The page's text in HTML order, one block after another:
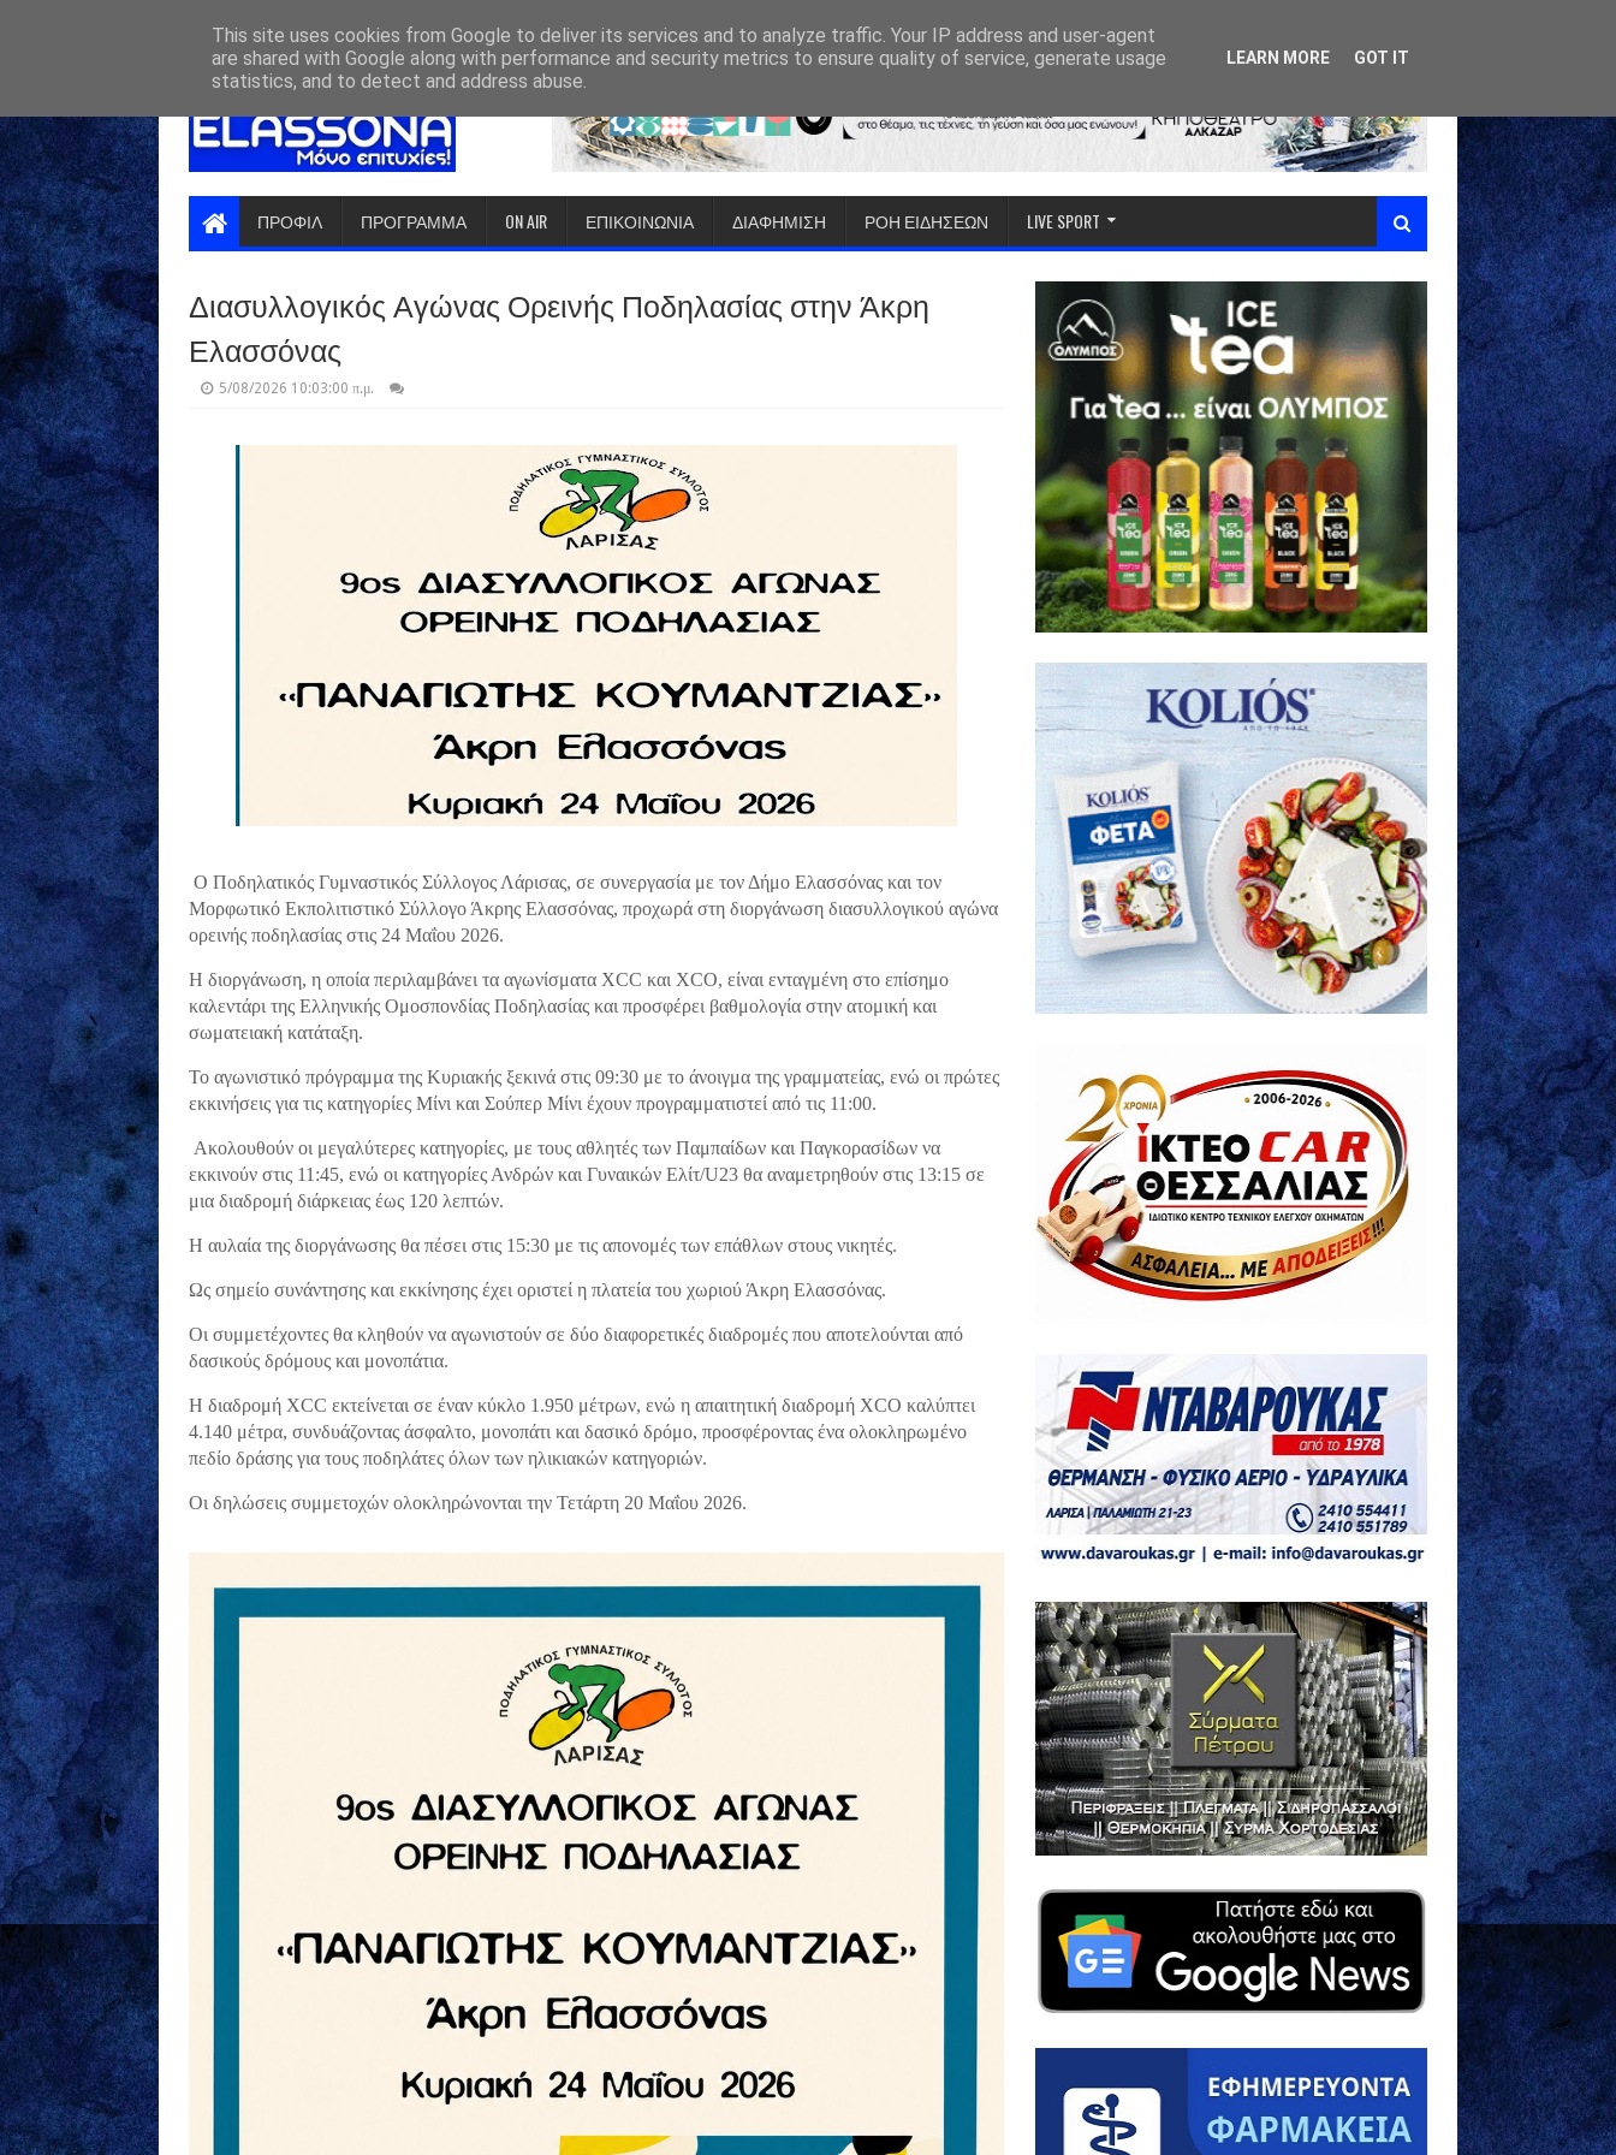
ΠΡΟΦΙΛ ΠΡΟΓΡΑΜΜΑ ON AIR ΕΠΙΚΟΙΝΩΝΙΑ ΔΙΑΦΗΜΙΣΗ ΡΟΗ ΕΙΔΗΣΕΩΝ LIVE SPORT
Διασυλλογικός Αγώνας Ορεινής Ποδηλασίας στην Άκρη
Ελασσόνας
5/08/2026 10:03:00 π.μ.
Ο Ποδηλατικός Γυμναστικός Σύλλογος Λάρισας, σε συνεργασία με τον Δήμο Ελασσόνας και τον
Μορφωτικό Εκπολιτιστικό Σύλλογο Άκρης Ελασσόνας, προχωρά στη διοργάνωση διασυλλογικού αγώνα
ορεινής ποδηλασίας στις 24 Μαΐου 2026.
Η διοργάνωση, η οποία περιλαμβάνει τα αγωνίσματα XCC και XCO, είναι ενταγμένη στο επίσημο
καλεντάρι της Ελληνικής Ομοσπονδίας Ποδηλασίας και προσφέρει βαθμολογία στην ατομική και
σωματειακή κατάταξη.
Το αγωνιστικό πρόγραμμα της Κυριακής ξεκινά στις 09:30 με το άνοιγμα της γραμματείας, ενώ οι πρώτες
εκκινήσεις για τις κατηγορίες Μίνι και Σούπερ Μίνι έχουν προγραμματιστεί από τις 11:00.
Ακολουθούν οι μεγαλύτερες κατηγορίες, με τους αθλητές των Παμπαίδων και Παγκορασίδων να
εκκινούν στις 11:45, ενώ οι κατηγορίες Ανδρών και Γυναικών Ελίτ/U23 θα αναμετρηθούν στις 13:15 σε
μια διαδρομή διάρκειας έως 120 λεπτών.
Η αυλαία της διοργάνωσης θα πέσει στις 15:30 με τις απονομές των επάθλων στους νικητές.
Ως σημείο συνάντησης και εκκίνησης έχει οριστεί η πλατεία του χωριού Άκρη Ελασσόνας.
Οι συμμετέχοντες θα κληθούν να αγωνιστούν σε δύο διαφορετικές διαδρομές που αποτελούνται από
δασικούς δρόμους και μονοπάτια.
Η διαδρομή XCC εκτείνεται σε έναν κύκλο 1.950 μέτρων, ενώ η απαιτητική διαδρομή XCO καλύπτει
4.140 μέτρα, συνδυάζοντας άσφαλτο, μονοπάτι και δασικό δρόμο, προσφέροντας ένα ολοκληρωμένο
πεδίο δράσης για τους ποδηλάτες όλων των ηλικιακών κατηγοριών.
Οι δηλώσεις συμμετοχών ολοκληρώνονται την Τετάρτη 20 Μαΐου 2026.
This site uses cookies from Google to deliver its services and to analyze traffic. Your IP address and user-agent
are shared with Google along with performance and security metrics to ensure quality of service, generate usage
statistics, and to detect and address abuse.
LEARN MORE GOT IT